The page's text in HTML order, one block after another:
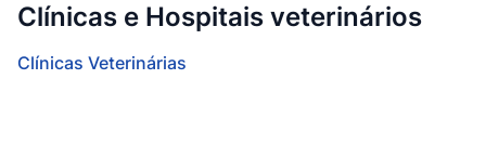
Clínicas e Hospitais veterinários
Clínicas Veterinárias